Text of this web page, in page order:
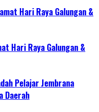
Hari Raya Galungan &
Hari Raya Galungan &
Pelajar Jembrana
Daerah